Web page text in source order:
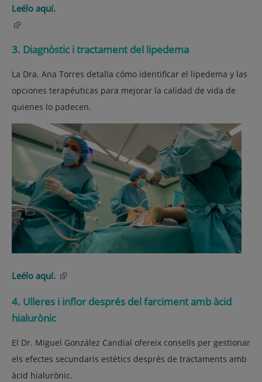
Leélo aquí.
3. Diagnòstic i tractament del lipedema
La Dra. Ana Torres detalla cómo identificar el lipedema y las
opciones terapéuticas para mejorar la calidad de vida de
quienes lo padecen.
Leélo aquí.
4. Ulleres i inflor després del farciment amb àcid
hialurònic
El Dr. Miguel González Candial ofereix consells per gestionar
els efectes secundaris estètics després de tractaments amb
àcid hialurònic.